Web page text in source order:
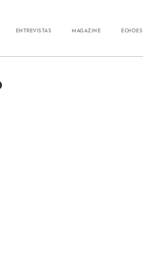
Entrevistas Magazine Echoes